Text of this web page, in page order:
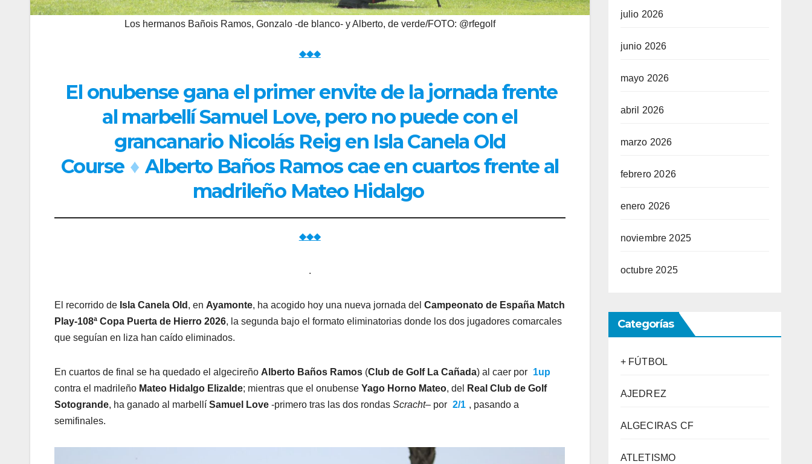
Los hermanos Bañois Ramos, Gonzalo -de blanco- y Alberto, de verde/FOTO: @rfegolf
◆◆◆
El onubense gana el primer envite de la jornada frente
al marbellí Samuel Love, pero no puede con el
grancanario Nicolás Reig en Isla Canela Old
Course ♦ Alberto Baños Ramos cae en cuartos frente al
madrileño Mateo Hidalgo
◆◆◆
.
El recorrido de Isla Canela Old , en Ayamonte, ha acogido hoy una nueva jornada del Campeonato de España Match
Play-108ª Copa Puerta de Hierro 2026, la segunda bajo el formato eliminatorias donde los dos jugadores comarcales
que seguían en liza han caído eliminados.
En cuartos de final se ha quedado el algecireño Alberto Baños Ramos (Club de Golf La Cañada) al caer por 1up
contra el madrileño Mateo Hidalgo Elizalde; mientras que el onubense Yago Horno Mateo, del
Real Club de Golf
Sotogrande, ha ganado al marbellí Samuel Love -primero tras las dos rondas Scracht– por 2/1 , pasando a
semifinales.
julio 2026
junio 2026
mayo 2026
abril 2026
marzo 2026
febrero 2026
enero 2026
noviembre 2025
octubre 2025
Categorías
+ FÚTBOL
AJEDREZ
ALGECIRAS CF
ATLETISMO